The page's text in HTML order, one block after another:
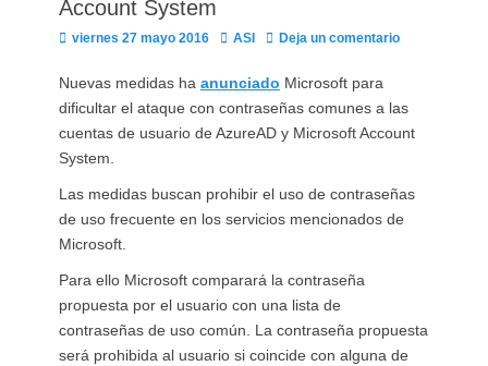
Account System
Publicado
viernes 27 mayo 2016 Autor
ASI Deja un comentario
Nuevas medidas ha anunciado Microsoft para
dificultar el ataque con contraseñas comunes a las
cuentas de usuario de AzureAD y Microsoft Account
System.
Las medidas buscan prohibir el uso de contraseñas
de uso frecuente en los servicios mencionados de
Microsoft.
Para ello Microsoft comparará la contraseña
propuesta por el usuario con una lista de
contraseñas de uso común. La contraseña propuesta
será prohibida al usuario si coincide con alguna de